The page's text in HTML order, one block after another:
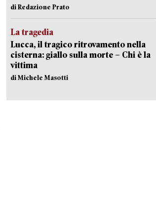
di Redazione Prato
La tragedia
Lucca, il tragico ritrovamento nella
cisterna: giallo sulla morte – Chi è la
vittima
di Michele Masotti